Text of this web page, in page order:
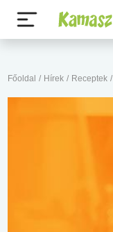
Főoldal / Hírek / Receptek /